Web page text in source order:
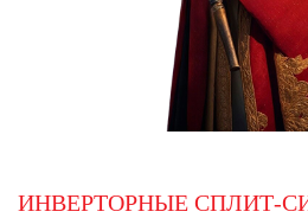
ИНВЕРТОРНЫЕ СПЛИТ-